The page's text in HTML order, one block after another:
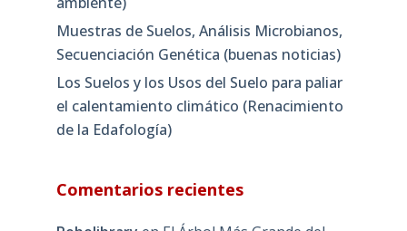
Muestras de Suelos, Análisis Microbianos,
Secuenciación Genética (buenas noticias)
Los Suelos y los Usos del Suelo para paliar
el calentamiento climático (Renacimiento
de la Edafología)
Comentarios recientes